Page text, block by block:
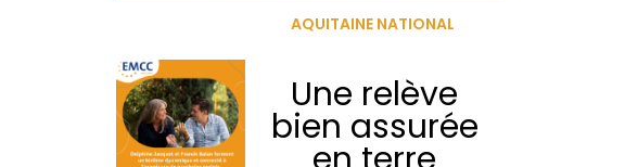
AQUITAINE NATIONAL
Une relève
bien assurée